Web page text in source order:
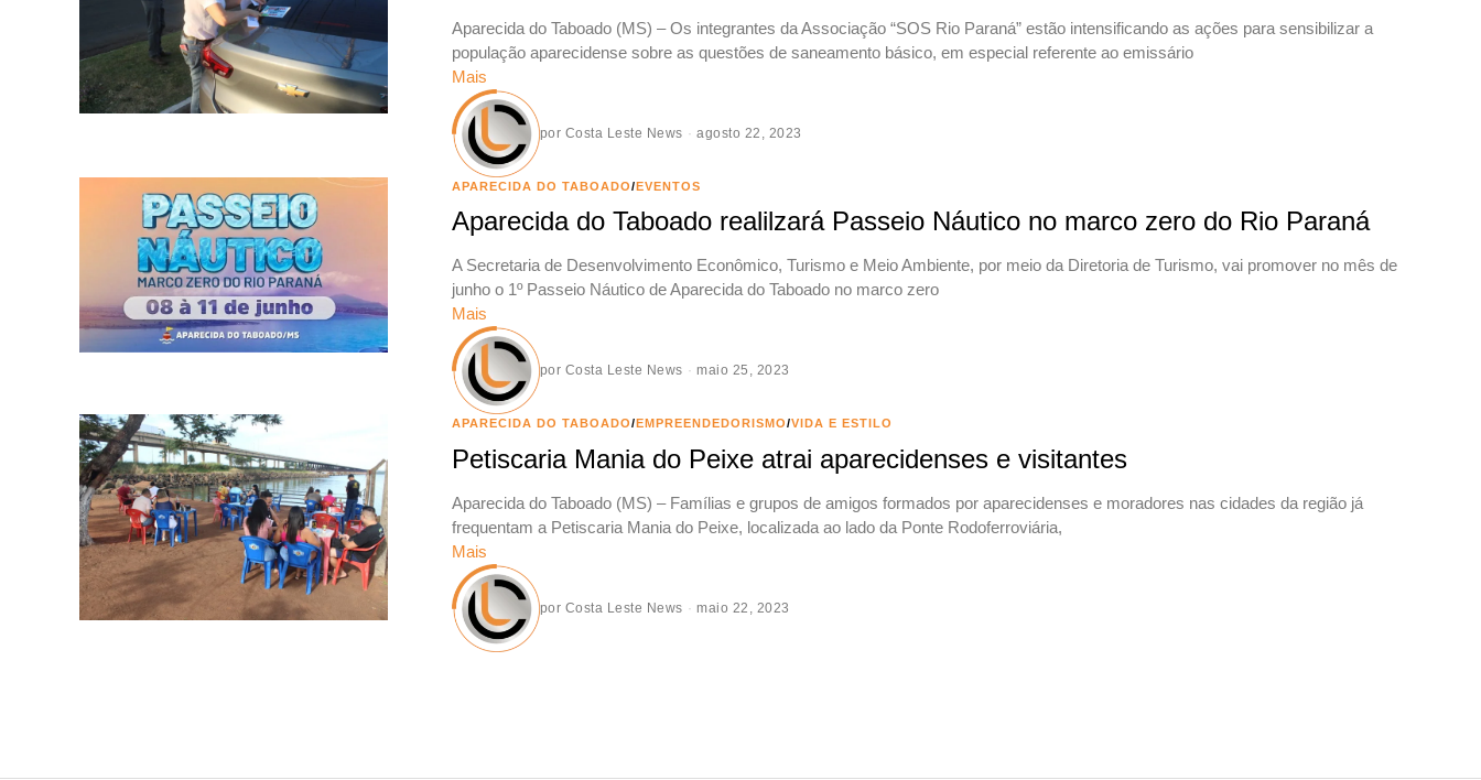
Aparecida do Taboado (MS) – Os integrantes da Associação “SOS Rio Paraná” estão intensificando as ações para sensibilizar a
população aparecidense sobre as questões de saneamento básico, em especial referente ao emissário
Mais
por Costa Leste News agosto 22, 2023
APARECIDA DO TABOADO/EVENTOS
Aparecida do Taboado realilzará Passeio Náutico no marco zero do Rio Paraná
A Secretaria de Desenvolvimento Econômico, Turismo e Meio Ambiente, por meio da Diretoria de Turismo, vai promover no mês de
junho o 1º Passeio Náutico de Aparecida do Taboado no marco zero
Mais
por Costa Leste News maio 25, 2023
APARECIDA DO TABOADO/ EMPREENDEDORISMO/VIDA E ESTILO
Petiscaria Mania do Peixe atrai aparecidenses e visitantes
Aparecida do Taboado (MS) – Famílias e grupos de amigos formados por aparecidenses e moradores nas cidades da região já
frequentam a Petiscaria Mania do Peixe, localizada ao lado da Ponte Rodoferroviária,
Mais
por Costa Leste News maio 22, 2023